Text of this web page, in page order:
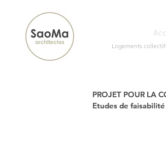
Logements
PROJET POUR LA
Etudes de
PROJET POUR LA
Etudes de